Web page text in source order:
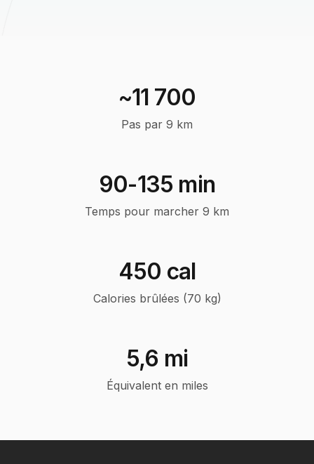
Pas par 9 km
~11 700
Temps pour marcher 9 km
90-135 min
Calories brûlées (70 kg)
450 cal
Équivalent en miles
5,6 mi